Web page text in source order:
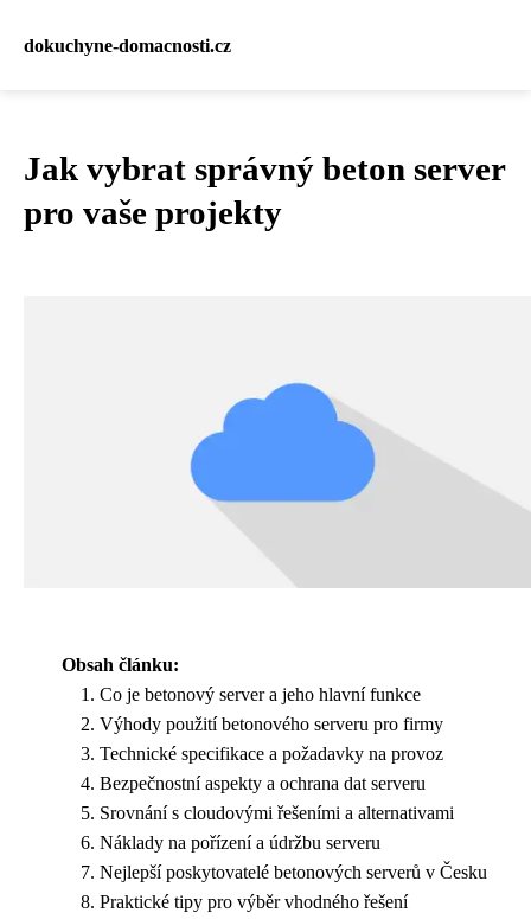
dokuchyne-domacnosti.cz
Jak vybrat správný beton server
pro vaše projekty
Obsah článku:
Co je betonový server a jeho hlavní funkce
Výhody použití betonového serveru pro firmy
Technické specifikace a požadavky na provoz
Bezpečnostní aspekty a ochrana dat serveru
Srovnání s cloudovými řešeními a alternativami
Náklady na pořízení a údržbu serveru
Nejlepší poskytovatelé betonových serverů v Česku
Praktické tipy pro výběr vhodného řešení